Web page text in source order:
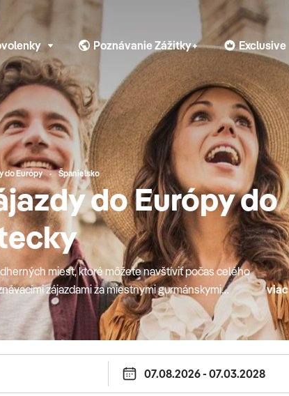
Poznávanie Zážitky+ Exclusive
do Európy Španielsko
do Európy do
miest, ktoré môžete navštíviť počas celého
zájazdami za miestnymi gurmánskymi
prírodou, v Európe je stále čo objavovať. S CK SATUR
napríklad operetu v susednom Rakúsku.
zájazdov pre deti - vidieť môžete napríklad safari,
viac